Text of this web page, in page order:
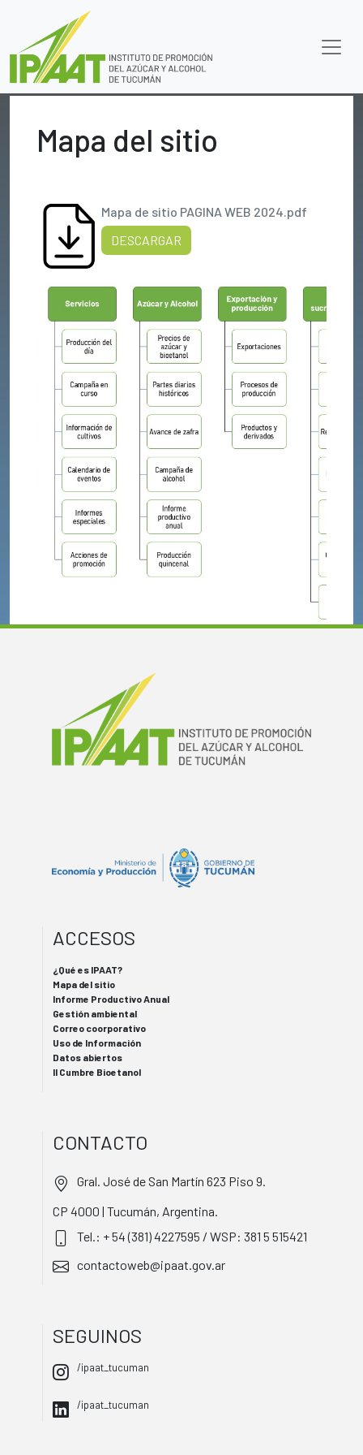
Mapa del sitio
Mapa de sitio PAGINA WEB 2024.pdf
DESCARGAR
ACCESOS
¿Qué es IPAAT?
Mapa del sitio
Informe Productivo Anual
Gestión ambiental
Correo coorporativo
Uso de Información
Datos abiertos
II Cumbre Bioetanol
CONTACTO
Gral. José de San Martín 623 Piso 9.
CP 4000 | Tucumán, Argentina.
Tel.: + 54 (381) 4227595 / WSP: 381 5 515421
contactoweb@ipaat.gov.ar
SEGUINOS
/ipaat_tucuman
/ipaat_tucuman